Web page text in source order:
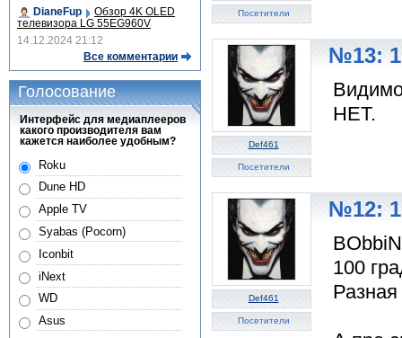
Посетители
Def461
Посетители
№13:
НЕТ.
Def461
Посетители
№12:
100
DianeFup
Обзор 4K OLED
телевизора LG 55EG960V
14.12.2024 21:12
Все комментарии
Голосование
Интерфейс для медиаплееров
какого производителя вам
кажется наиболее удобным?
Roku
Dune HD
Apple TV
Syabas (Pocorn)
Iconbit
iNext
WD
Asus